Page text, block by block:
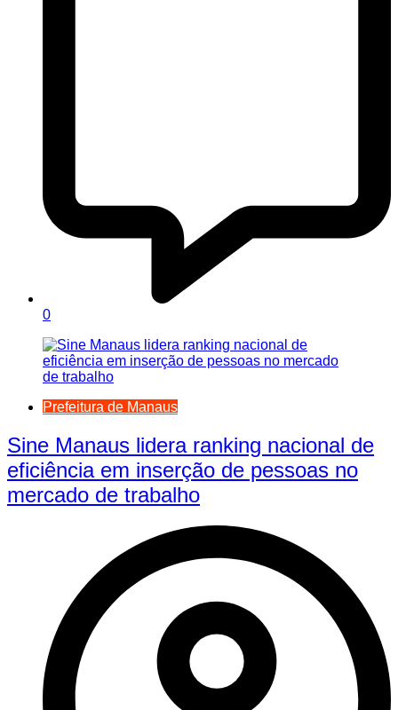
0
Prefeitura de Manaus
Sine Manaus lidera ranking nacional de
eficiência em inserção de pessoas no
mercado de trabalho